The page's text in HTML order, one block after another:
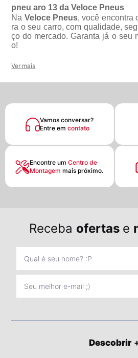
pneu aro 13 da Veloce Pneus
Na Veloce Pneus, você encontra
ra o seu carro, com qualidade,
ço do mercado. Garanta já o seu
o!
Ver mais
Vamos conversar?
Entre em contato
Encontre umCentro de
Montagemmais próximo.
Receba ofertas e
Descobrir